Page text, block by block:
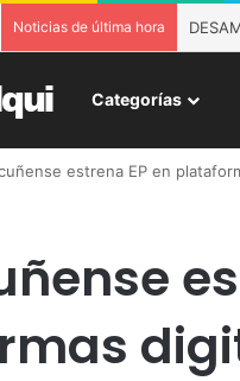
Noticias de última hora
Categorías
estrena EP en